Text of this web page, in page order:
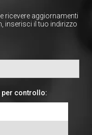
ricevere aggiornamenti
inserisci il tuo indirizzo
per controllo: